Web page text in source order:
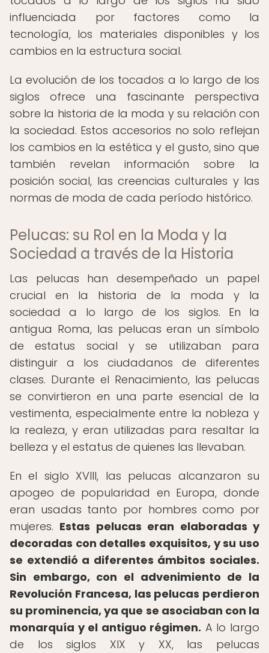
influenciada por factores como la
tecnología, los materiales disponibles y los
cambios en la estructura social.
La evolución de los tocados a lo largo de los
siglos ofrece una fascinante perspectiva
sobre la historia de la moda y su relación con
la sociedad. Estos accesorios no solo reflejan
los cambios en la estética y el gusto, sino que
también revelan información sobre la
posición social, las creencias culturales y las
normas de moda de cada período histórico.
Pelucas: su Rol en la Moda y la
Sociedad a través de la Historia
Las pelucas han desempeñado un papel
crucial en la historia de la moda y la
sociedad a lo largo de los siglos. En la
antigua Roma, las pelucas eran un símbolo
de estatus social y se utilizaban para
distinguir a los ciudadanos de diferentes
clases. Durante el Renacimiento, las pelucas
se convirtieron en una parte esencial de la
vestimenta, especialmente entre la nobleza y
la realeza, y eran utilizadas para resaltar la
belleza y el estatus de quienes las llevaban.
En el siglo XVIII, las pelucas alcanzaron su
apogeo de popularidad en Europa, donde
eran usadas tanto por hombres como por
mujeres. Estas pelucas eran elaboradas y
decoradas con detalles exquisitos, y su uso
se extendió a diferentes ámbitos sociales.
Sin embargo, con el advenimiento de la
Revolución Francesa, las pelucas perdieron
su prominencia, ya que se asociaban con la
monarquía y el antiguo régimen. A lo largo
de los siglos XIX y XX, las pelucas